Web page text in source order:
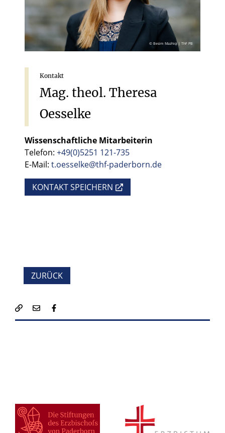
© Besim Mazhiqi | ThF PB
Kontakt
Mag. theol. Theresa
Oesselke
Wissenschaftliche Mitarbeiterin
Telefon:+49(0)5251 121-735
E-Mail:t.oesselke@thf-paderborn.de
KONTAKT SPEICHERN
ZURÜCK